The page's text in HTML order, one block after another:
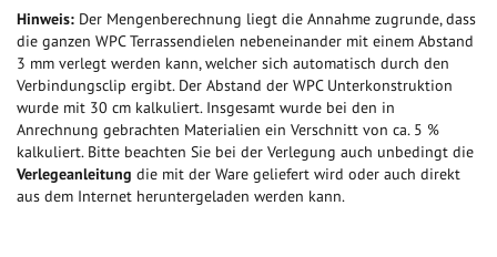
Hinweis: Der Mengenberechnung liegt die Annahme zugrunde, dass
die ganzen WPC Terrassendielen nebeneinander mit einem Abstand
3 mm verlegt werden kann, welcher sich automatisch durch den
Verbindungsclip ergibt. Der Abstand der WPC Unterkonstruktion
wurde mit 30 cm kalkuliert. Insgesamt wurde bei den in
Anrechnung gebrachten Materialien ein Verschnitt von ca. 5 %
kalkuliert. Bitte beachten Sie bei der Verlegung auch unbedingt die
Verlegeanleitung die mit der Ware geliefert wird oder auch direkt
aus dem Internet heruntergeladen werden kann.